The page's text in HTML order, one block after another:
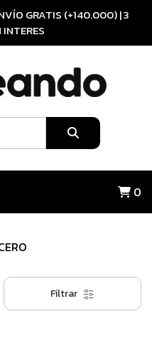
GRATIS (+140.000) | 3
0
Filtrar